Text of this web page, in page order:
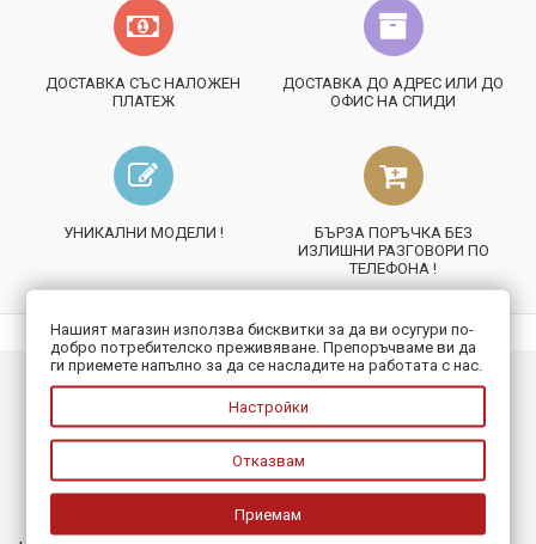
ДОСТАВКА СЪС НАЛОЖЕН
ПЛАТЕЖ
ДОСТАВКА ДО АДРЕС ИЛИ ДО
ОФИС НА СПИДИ
УНИКАЛНИ МОДЕЛИ !
БЪРЗА ПОРЪЧКА БЕЗ
ИЗЛИШНИ РАЗГОВОРИ ПО
ТЕЛЕФОНА !
ИНФОРМАЦИЯ
ПОЛЕЗНО
Нашият магазин използва бисквитки за да ви осугури по-
добро потребителско преживяване. Препоръчваме ви да
ги приемете напълно за да се насладите на работата с нас.
Настройки
Отказвам
Приемам